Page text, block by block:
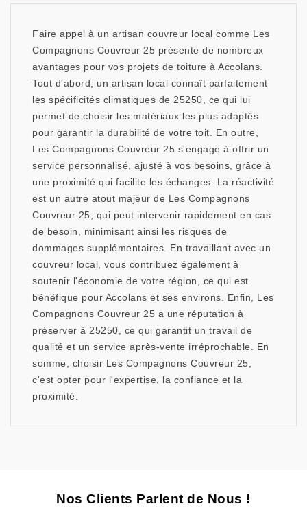
Faire appel à un artisan couvreur local comme Les
Compagnons Couvreur 25 présente de nombreux
avantages pour vos projets de toiture à Accolans.
Tout d'abord, un artisan local connaît parfaitement
les spécificités climatiques de 25250, ce qui lui
permet de choisir les matériaux les plus adaptés
pour garantir la durabilité de votre toit. En outre,
Les Compagnons Couvreur 25 s'engage à offrir un
service personnalisé, ajusté à vos besoins, grâce à
une proximité qui facilite les échanges. La réactivité
est un autre atout majeur de Les Compagnons
Couvreur 25, qui peut intervenir rapidement en cas
de besoin, minimisant ainsi les risques de
dommages supplémentaires. En travaillant avec un
couvreur local, vous contribuez également à
soutenir l'économie de votre région, ce qui est
bénéfique pour Accolans et ses environs. Enfin, Les
Compagnons Couvreur 25 a une réputation à
préserver à 25250, ce qui garantit un travail de
qualité et un service après-vente irréprochable. En
somme, choisir Les Compagnons Couvreur 25,
c'est opter pour l'expertise, la confiance et la
proximité.
Nos Clients Parlent de Nous !